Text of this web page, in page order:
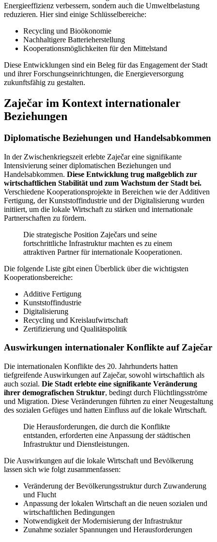
Energieeffizienz verbessern, sondern auch die Umweltbelastung
reduzieren. Hier sind einige Schlüsselbereiche:
Recycling und Bioökonomie
Nachhaltigere Batterieherstellung
Kooperationsmöglichkeiten für den Mittelstand
Diese Entwicklungen sind ein Beleg für das Engagement der Stadt
und ihrer Forschungseinrichtungen, die Energieversorgung
zukunftsfähig zu gestalten.
Zaječar im Kontext internationaler
Beziehungen
Diplomatische Beziehungen und Handelsabkommen
In der Zwischenkriegszeit erlebte Zaječar eine signifikante
Intensivierung seiner diplomatischen Beziehungen und
Handelsabkommen. Diese Entwicklung trug maßgeblich zur
wirtschaftlichen Stabilität und zum Wachstum der Stadt bei.
Verschiedene Kooperationsprojekte in Bereichen wie der Additiven
Fertigung, der Kunststoffindustrie und der Digitalisierung wurden
initiiert, um die lokale Wirtschaft zu stärken und internationale
Partnerschaften zu fördern.
Die strategische Position Zaječars und seine
fortschrittliche Infrastruktur machten es zu einem
attraktiven Partner für internationale Kooperationen.
Die folgende Liste gibt einen Überblick über die wichtigsten
Kooperationsbereiche:
Additive Fertigung
Kunststoffindustrie
Digitalisierung
Recycling und Kreislaufwirtschaft
Zertifizierung und Qualitätspolitik
Auswirkungen internationaler Konflikte auf Zaječar
Die internationalen Konflikte des 20. Jahrhunderts hatten
tiefgreifende Auswirkungen auf Zaječar, sowohl wirtschaftlich als
auch sozial. Die Stadt erlebte eine signifikante Veränderung
ihrer demografischen Struktur, bedingt durch Flüchtlingsströme
und Migration. Diese Veränderungen führten zu einer Neugestaltung
des sozialen Gefüges und hatten Einfluss auf die lokale Wirtschaft.
Die Herausforderungen, die durch die Konflikte
entstanden, erforderten eine Anpassung der städtischen
Infrastruktur und Dienstleistungen.
Die Auswirkungen auf die lokale Wirtschaft und Bevölkerung
lassen sich wie folgt zusammenfassen:
Veränderung der Bevölkerungsstruktur durch Zuwanderung
und Flucht
Anpassung der lokalen Wirtschaft an die neuen sozialen und
wirtschaftlichen Bedingungen
Notwendigkeit der Modernisierung der Infrastruktur
Zunahme sozialer Spannungen und Herausforderungen